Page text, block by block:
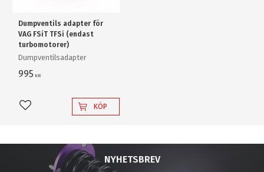
Dumpventils adapter för
VAG FSiT TFSi (endast
turbomotorer)
Dumpventilsadapter
995 KR
Lägg till i favoriter
KÖP
NYHETSBREV